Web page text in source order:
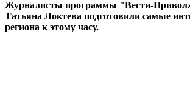
Журналисты программы "Вести-
Татьяна Локтева подготовили самые
региона к этому часу.